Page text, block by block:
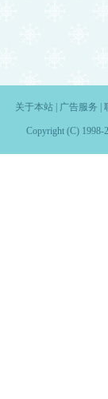
关于本站| 广告服务
Copyright (C) 1998-